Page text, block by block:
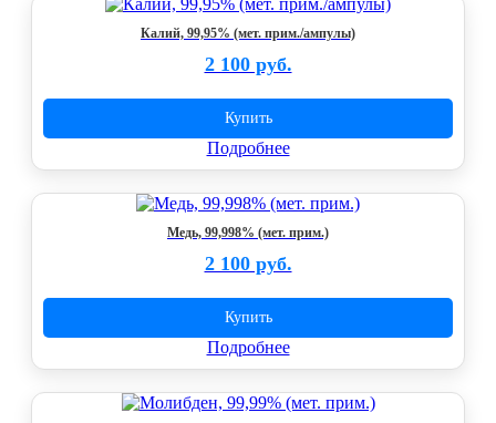
Калий, 99,95% (мет. прим./ампулы)
2 100 руб.
Купить
Подробнее
Медь, 99,998% (мет. прим.)
2 100 руб.
Купить
Подробнее